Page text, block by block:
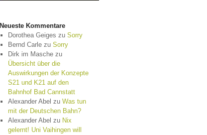
Neueste Kommentare
Dorothea Geiges zu Sorry
Bernd Carlezu Sorry
Dirk im Maschezu
Übersicht über die
Auswirkungen der Konzepte
S21 und K21 auf den
Bahnhof Bad Cannstatt
Alexander Abel zu Was tun
mit der Deutschen Bahn?
Alexander Abel zu Nix
gelernt! Uni Vaihingen will